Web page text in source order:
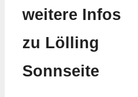
weitere Infos
zu Lölling
Sonnseite